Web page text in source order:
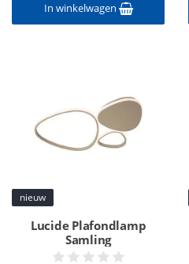
In winkelwagen
nieuw
Lucide Plafondlamp
Samling